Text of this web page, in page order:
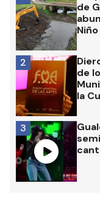
de
Niño
de
la
2
3